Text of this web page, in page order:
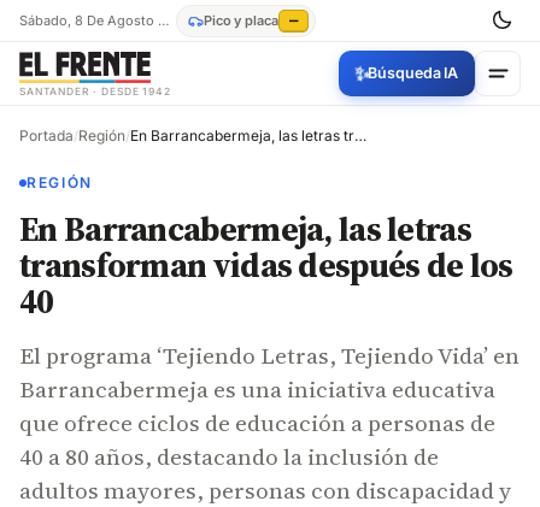
Sábado, 8 De Agosto De 2026 Pico y placa —
SANTANDER · DESDE 1942
✨Búsqueda IA
Portada/Región/ En Barrancabermeja, las letras transforman vidas después de los 40
REGIÓN
En Barrancabermeja, las letras
transforman vidas después de los
40
El programa ‘Tejiendo Letras, Tejiendo Vida’ en
Barrancabermeja es una iniciativa educativa
que ofrece ciclos de educación a personas de
40 a 80 años, destacando la inclusión de
adultos mayores, personas con discapacidad y